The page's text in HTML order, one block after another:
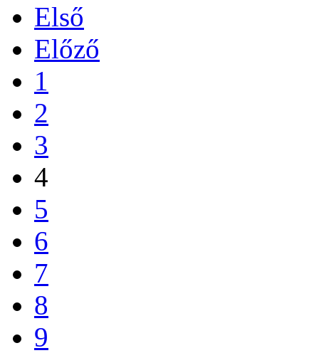
Első
Előző
1
2
3
4
5
6
7
8
9